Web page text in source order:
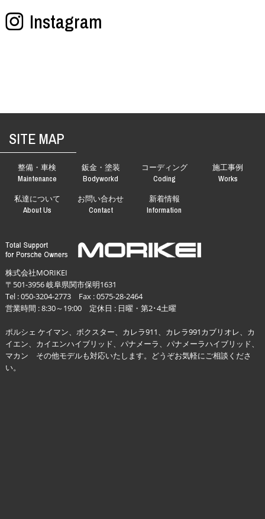
Instagram
SITE MAP
整備・車検
Maintenance
鈑金・塗装
Bodyworkd
コーディング
Coding
施工事例
Works
私達について
About Us
お問い合わせ
Contact
新着情報
Information
株式会社MORIKEI
〒501-3956 岐阜県関市保明1631
Tel :050-3204-2773Fax : 0575-28-2464
営業時間 : 8:30～19:00 定休日 : 日曜・第2･4土曜
ポルシェ ケイマン、ボクスター、カレラ911、カレラ991カブリオレ、カ
イエン、カイエンハイブリッド、パナメーラ、パナメーラハイブリッド、
マカン その他モデルも対応いたします。どうぞお気軽にご相談くださ
い。